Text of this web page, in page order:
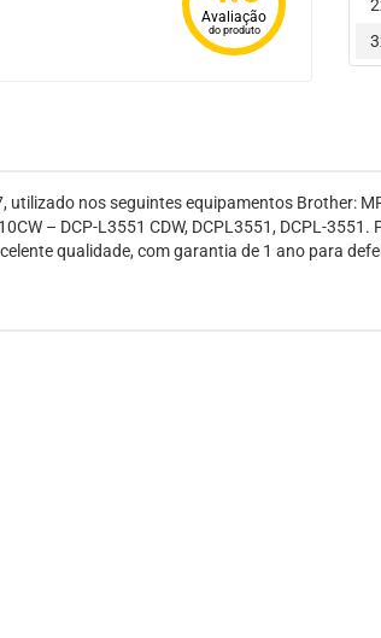
Avaliação
do produto
nos seguintes equipamentos Brother:
– DCP-L3551 CDW, DCPL3551, DCPL-
qualidade, com garantia de 1 ano para